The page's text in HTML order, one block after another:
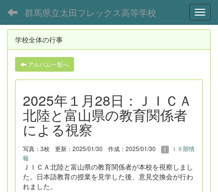
群馬県立太田フレックス高等学校
学校全体の行事
アルバム一覧へ
2025年１月28日：ＪＩＣＡ
北陸と富山県の教育関係者
による視察
写真：3枚 更新：2025/01/30 作成：2025/01/30
ⅠⅡ部情
報
ＪＩＣＡ北陸と富山県の教育関係者が本校を視察しまし
た。日本語教育の授業を見学した後、意見交換会が行わ
れました。